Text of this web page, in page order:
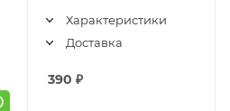
Характеристики
Доставка
390 ₽